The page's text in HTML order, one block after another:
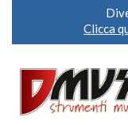
Clicca